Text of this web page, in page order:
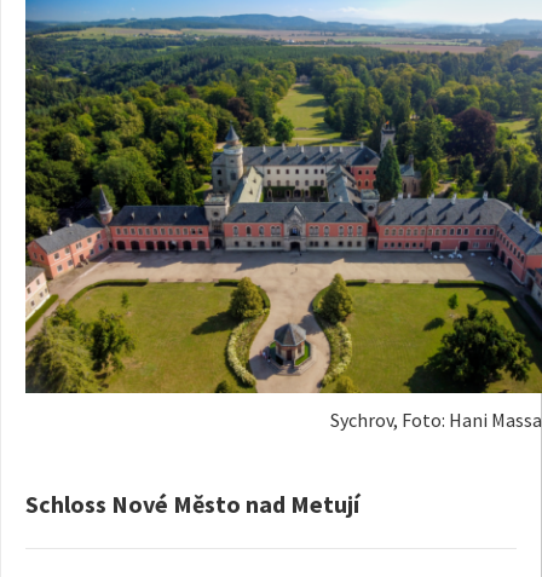
Sychrov, Foto: Hani
Schloss Nové Město nad Metují